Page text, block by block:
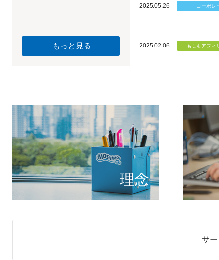
もっと見る
2025.05.26
2025.02.06
理念
個のチ
もしもが描く未
サ